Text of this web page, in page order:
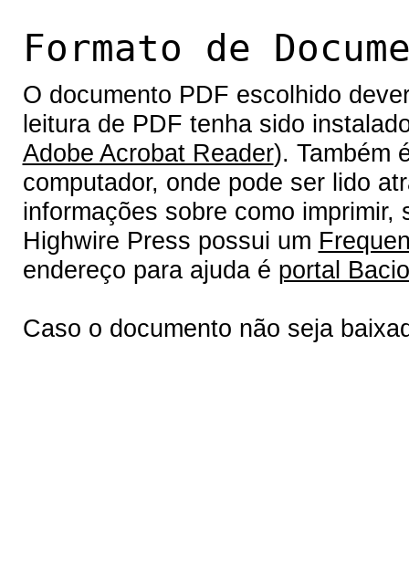
Formato de
O documento PDF escolhido
leitura de PDF tenha sido
Adobe Acrobat Reader). Também
computador, onde pode ser lido
informações sobre como
Highwire Press possui um
endereço para ajuda é portal
Caso o documento não seja